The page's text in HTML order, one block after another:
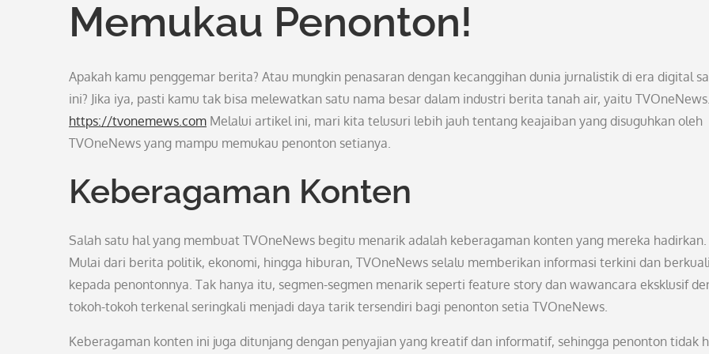
Memukau Penonton!
Apakah kamu penggemar berita? Atau mungkin penasaran dengan kecanggihan dunia jurnalistik di era digital
ini? Jika iya, pasti kamu tak bisa melewatkan satu nama besar dalam industri berita tanah air, yaitu TVOneNews.
https://tvonemews.com Melalui artikel ini, mari kita telusuri lebih jauh tentang keajaiban yang disuguhkan oleh
TVOneNews yang mampu memukau penonton setianya.
Keberagaman Konten
Salah satu hal yang membuat TVOneNews begitu menarik adalah keberagaman konten yang mereka hadirkan.
Mulai dari berita politik, ekonomi, hingga hiburan, TVOneNews selalu memberikan informasi terkini dan
kepada penontonnya. Tak hanya itu, segmen-segmen menarik seperti feature story dan wawancara eksklusif
tokoh-tokoh terkenal seringkali menjadi daya tarik tersendiri bagi penonton setia TVOneNews.
Keberagaman konten ini juga ditunjang dengan penyajian yang kreatif dan informatif, sehingga penonton tidak